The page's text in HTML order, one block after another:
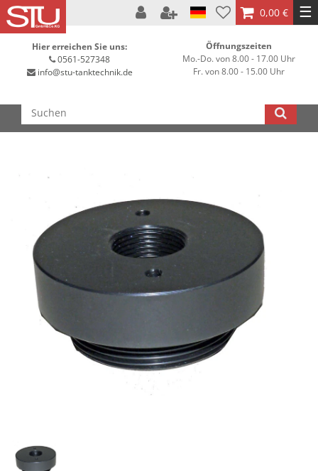
0,00 € ☰
Hier erreichen Sie uns:
0561-527348
info@stu-tanktechnik.de
Öffnungszeiten
Mo.-Do. von 8.00 - 17.00 Uhr
Fr. von 8.00 - 15.00 Uhr